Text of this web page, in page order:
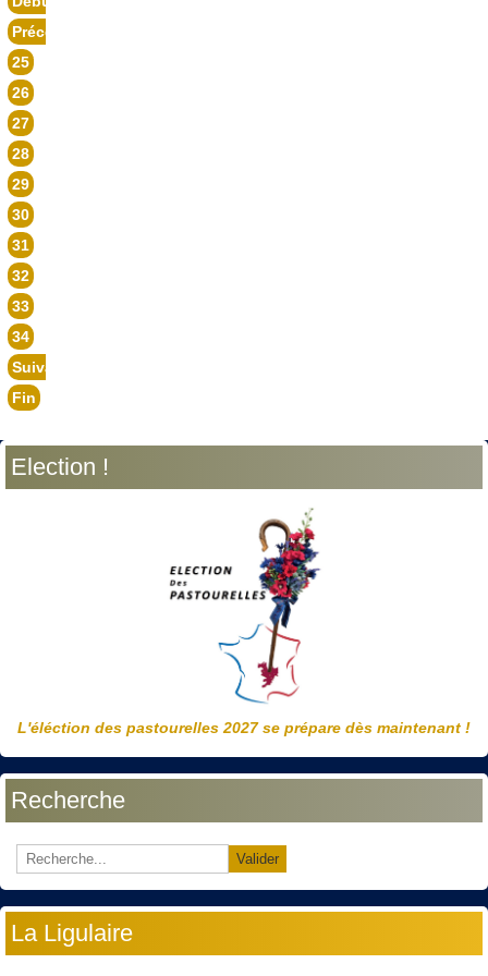
Précédent
25
26
27
28
29
30
31
32
33
34
Suivant
Fin
Election !
L'éléction des pastourelles 2027 se prépare dès maintenant !
Recherche
Valider
La Ligulaire